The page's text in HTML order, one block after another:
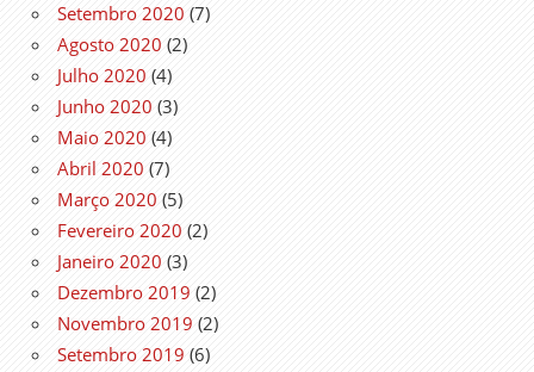
Setembro 2020 (7)
Agosto 2020 (2)
Julho 2020 (4)
Junho 2020 (3)
Maio 2020 (4)
Abril 2020 (7)
Março 2020 (5)
Fevereiro 2020 (2)
Janeiro 2020 (3)
Dezembro 2019 (2)
Novembro 2019 (2)
Setembro 2019 (6)